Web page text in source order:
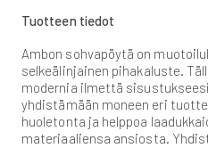
Tuotteen tiedot
Ambon sohvapöytä on
selkeälinjainen pihakaluste.
modernia ilmettä
yhdistämään moneen eri
huoletonta ja helppoa
materiaaliensa ansiosta.